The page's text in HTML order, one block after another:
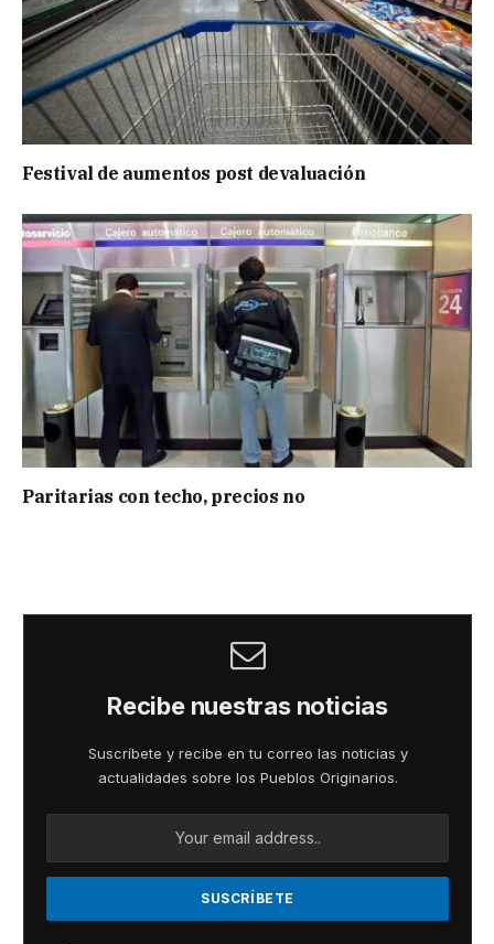
Festival de aumentos post devaluación
Paritarias con techo, precios no
Recibe nuestras noticias
Suscríbete y recibe en tu correo las noticias y
actualidades sobre los Pueblos Originarios.